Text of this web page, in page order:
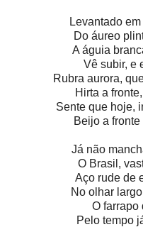
Levantado
Do áureo
A águia
Vê subir, e
Rubra aurora,
Hirta a
Sente que hoje,
Beijo a
Já não
O Brasil,
Aço rude de
No olhar
O farrapo
Pelo tempo